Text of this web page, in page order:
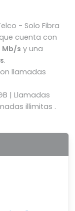
- Solo Fibra
cuenta con
Mb/s y una
.
llamadas
| Llamadas
illimitas .